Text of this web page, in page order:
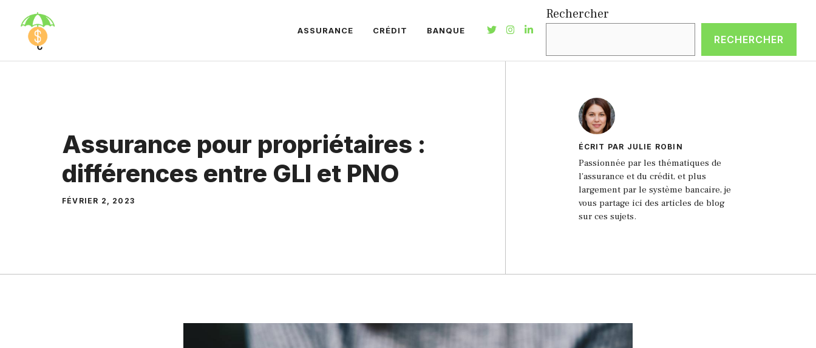
contenu
ASSURANCE CRÉDIT BANQUE
Rechercher
RECHERCHER
Assurance pour propriétaires :
différences entre GLI et PNO
FÉVRIER 2, 2023
ÉCRIT PAR JULIE ROBIN
Passionnée par les thématiques de
l'assurance et du crédit, et plus
largement par le système bancaire, je
vous partage ici des articles de blog
sur ces sujets.